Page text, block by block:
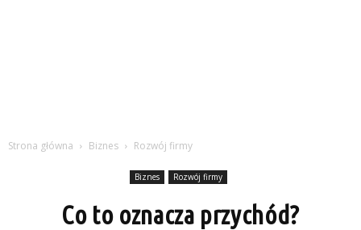
Strona główna Biznes Rozwój firmy
Biznes Rozwój firmy
Co to oznacza przychód?